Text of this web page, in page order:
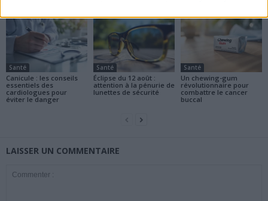
Santé
Canicule : les conseils
essentiels des
cardiologues pour
éviter le danger
Santé
Éclipse du 12 août :
attention à la pénurie de
lunettes de sécurité
Santé
Un chewing-gum
révolutionnaire pour
combattre le cancer
buccal
LAISSER UN COMMENTAIRE